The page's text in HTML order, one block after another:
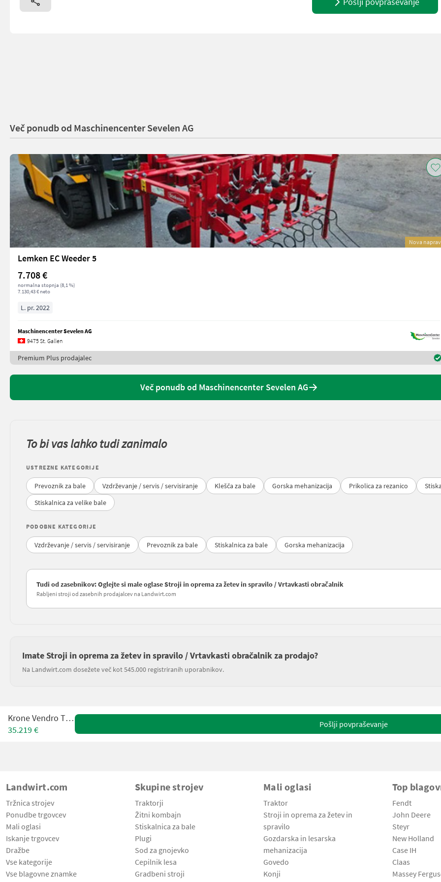
Več ponudb od Maschinencenter Sevelen AG
Nova
Lemken EC Weeder 5
7.708 €
normalna stopnja (8,1 %)
7.130,43 € neto
L. pr. 2022
Maschinencenter Sevelen AG
9475 St. Gallen
Premium Plus prodajalec
Več ponudb od Maschinencenter Sevelen AG
To bi vas lahko tudi zanimalo
USTREZNE KATEGORIJE
Prevoznik za bale Vzdrževanje / servis / servisiranje Klešča za bale Gorska mehanizacija Prikolica za rezanico
Stiskalnica za velike bale
PODOBNE KATEGORIJE
Vzdrževanje / servis / servisiranje Prevoznik za bale Stiskalnica za bale Gorska mehanizacija
Tudi od zasebnikov: Oglejte si male oglase Stroji in oprema za žetev in spravilo / Vrtavkasti obračalnik
Rabljeni stroji od zasebnih prodajalcev na Landwirt.com
Imate Stroji in oprema za žetev in spravilo / Vrtavkasti obračalnik za prodajo?
Na Landwirt.com dosežete več kot 545.000 registriranih uporabnikov.
Krone Vendro T1020
35.219 €
Pošlji povpraševanje
Landwirt.com
Tržnica strojev
Ponudbe trgovcev
Mali oglasi
Iskanje trgovcev
Dražbe
Vse kategorije
Vse blagovne znamke
Skupine strojev
Traktorji
Žitni kombajn
Stiskalnica za bale
Plugi
Sod za gnojevko
Cepilnik lesa
Gradbeni stroji
Mali oglasi
Traktor
Stroji in oprema za žetev in
spravilo
Gozdarska in lesarska
mehanizacija
Govedo
Konji
Top
Fendt
John Deere
Steyr
New Holland
Case IH
Claas
Massey